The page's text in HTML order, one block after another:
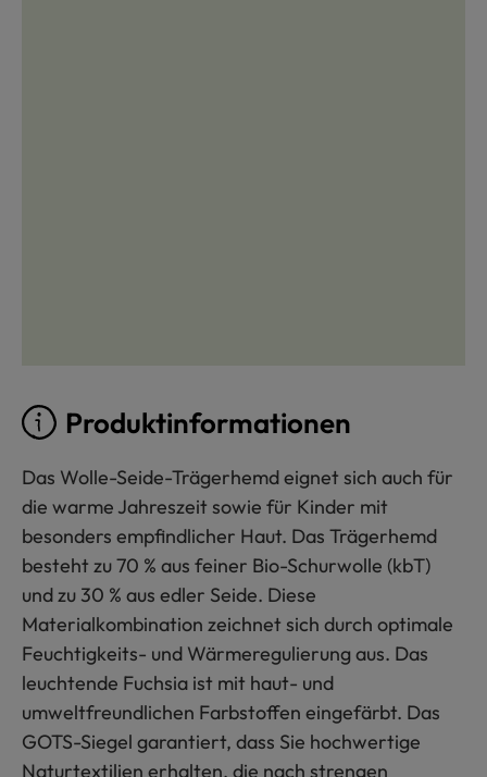
Produktinformationen
Das Wolle-Seide-Trägerhemd eignet sich auch für
die warme Jahreszeit sowie für Kinder mit
besonders empfindlicher Haut. Das Trägerhemd
besteht zu 70 % aus feiner Bio-Schurwolle (kbT)
und zu 30 % aus edler Seide. Diese
Materialkombination zeichnet sich durch optimale
Feuchtigkeits- und Wärmeregulierung aus. Das
leuchtende Fuchsia ist mit haut- und
umweltfreundlichen Farbstoffen eingefärbt. Das
GOTS-Siegel garantiert, dass Sie hochwertige
Naturtextilien erhalten, die nach strengen